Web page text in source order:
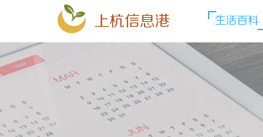
上杭信息港 生活百科